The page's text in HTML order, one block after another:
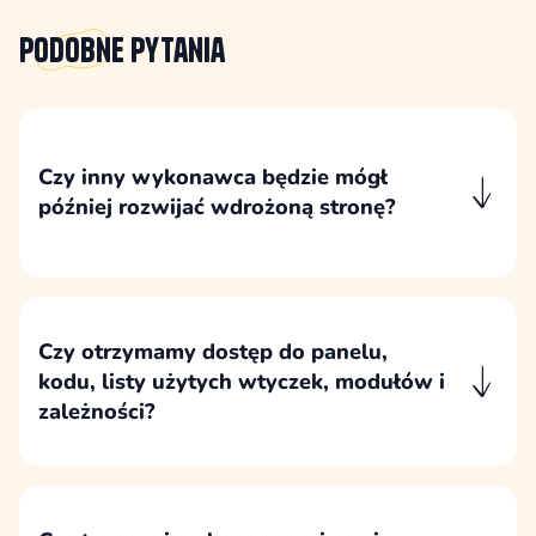
Podobne pytania
Czy inny wykonawca będzie mógł
później rozwijać wdrożoną stronę?
stronę.
Czy otrzymamy dostęp do panelu,
kodu, listy użytych wtyczek, modułów i
zależności?